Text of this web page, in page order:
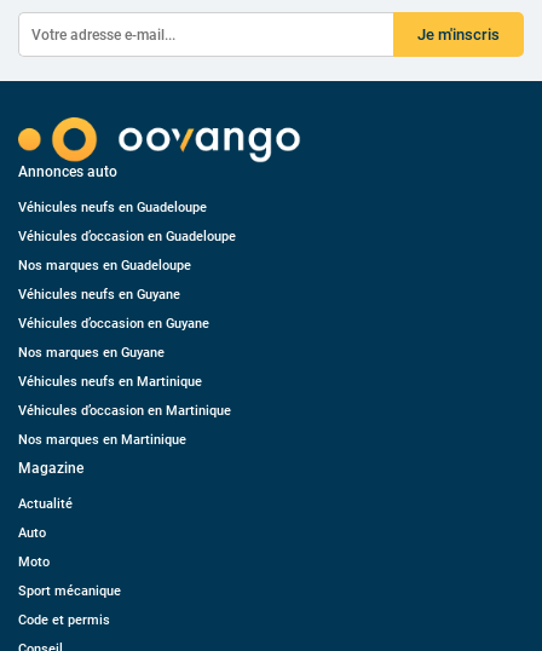
Je m'inscris
Annonces auto
Véhicules neufs en Guadeloupe
Véhicules d’occasion en Guadeloupe
Nos marques en Guadeloupe
Véhicules neufs en Guyane
Véhicules d’occasion en Guyane
Nos marques en Guyane
Véhicules neufs en Martinique
Véhicules d’occasion en Martinique
Nos marques en Martinique
Magazine
Actualité
Auto
Moto
Sport mécanique
Code et permis